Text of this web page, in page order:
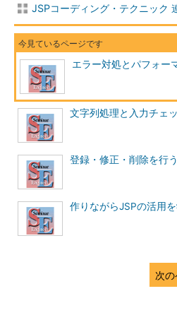
JSPコーディング・テクニック
エラー対処とパフォー
文字列処理と入力チェ
登録・修正・削除を行
作りながらJSPの活用
次